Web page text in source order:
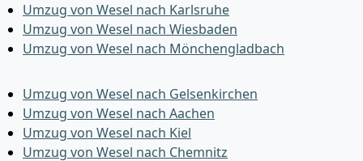
Umzug von Wesel nach Karlsruhe
Umzug von Wesel nach Wiesbaden
Umzug von Wesel nach Mönchen­gladbach
Umzug von Wesel nach Gelsenkirchen
Umzug von Wesel nach Aachen
Umzug von Wesel nach Kiel
Umzug von Wesel nach Chemnitz